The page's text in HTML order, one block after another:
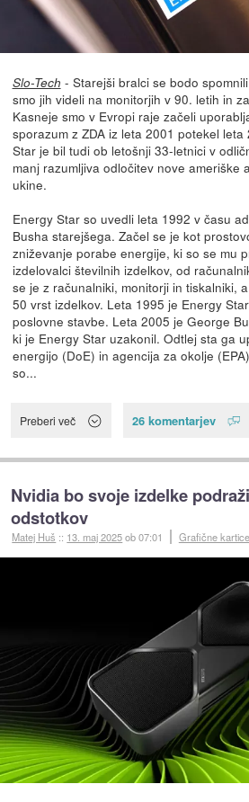
Slo-Tech - Starejši bralci se bodo
smo jih videli na monitorjih v 90. letih in
Kasneje smo v Evropi raje začeli
sporazum z ZDA iz leta 2001 potekel
Star je bil tudi ob letošnji 33-letnici v
manj razumljiva odločitev nove ameriške
ukine.
Energy Star so uvedli leta 1992 v času
Busha starejšega. Začel se je kot
zniževanje porabe energije, ki so se mu
izdelovalci številnih izdelkov, od
se je z računalniki, monitorji in tiskalniki,
50 vrst izdelkov. Leta 1995 je Energy
poslovne stavbe. Leta 2005 je George
ki je Energy Star uzakonil. Odtlej sta ga
energijo (DoE) in agencija za okolje
so...
Preberi več 26 komentarjev
Nvidia bo svoje izdelke
odstotkov
Matej Huš :: 13. maj 2025ob 07:01 Grafične kartice